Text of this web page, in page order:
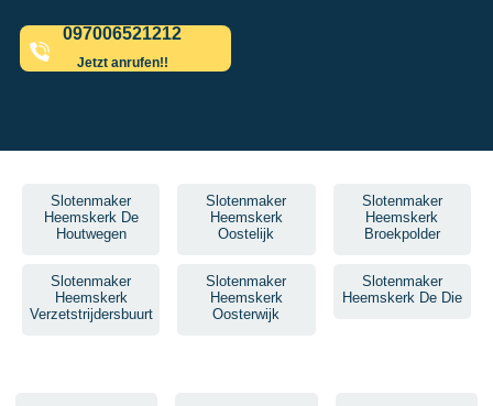
097006521212
Jetzt anrufen!!
Slotenmaker
Heemskerk De
Houtwegen
Slotenmaker
Heemskerk
Oostelijk
Slotenmaker
Heemskerk
Broekpolder
Slotenmaker
Heemskerk
Verzetstrijdersbuurt
Slotenmaker
Heemskerk
Oosterwijk
Slotenmaker
Heemskerk De Die